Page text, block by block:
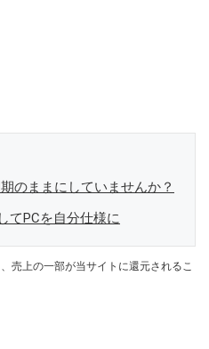
のままにしていませんか？
てPCを自分仕様に
売上の一部が当サイトに還元されるこ